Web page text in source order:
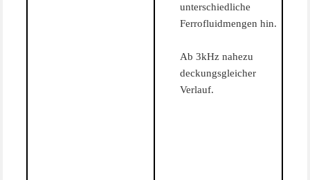
unterschiedliche
Ferrofluidmengen hin.
Ab 3kHz nahezu
deckungsgleicher
Verlauf.